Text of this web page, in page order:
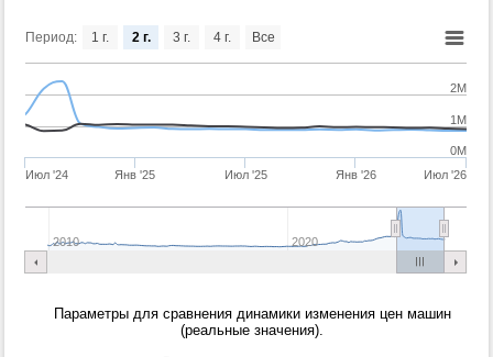
Период:
Июл '24 Янв '25 Июл '25 Янв '26 Июл '26
2010 2020
1M
2M
0M
1 г. 2 г. 3 г. 4 г. Все
Параметры для сравнения динамики изменения цен машин
(реальные значения).